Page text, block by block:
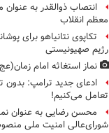
انتصاب ذوالقدر به
معظم انقلاب
تکاپوی نتانیاهو برای
رژیم صهیونیستی
نماز استغاثه امام
ادعای جدید ترامپ: بدون
تعامل می‌کنیم!
محسن رضایی به عنوان
شورای‌عالی امنیت ملی